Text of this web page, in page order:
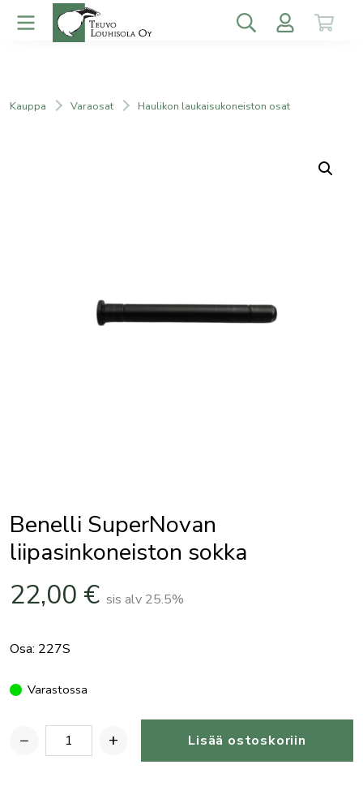
Kauppa Varaosat Haulikon laukaisukoneiston osat
Benelli SuperNovan
liipasinkoneiston sokka
22,00 € sis alv 25.5%
Osa: 227S
Varastossa
−
Benelli
+ Lisää ostoskoriin